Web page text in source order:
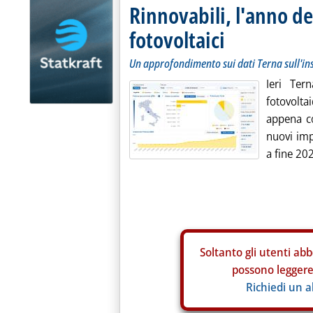
Rinnovabili, l'anno
fotovoltaici
Un approfondimento sui dati Terna
Ieri
appena
nuovi
a fine
Soltanto gli utenti
possono
Richiedi un